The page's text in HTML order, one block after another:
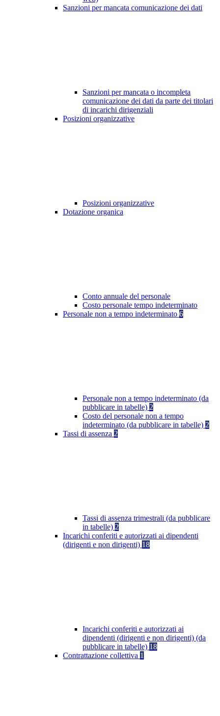
Sanzioni per mancata comunicazione dei dati
Sanzioni per mancata o incompleta
comunicazione dei dati da parte dei titolari
di incarichi dirigenziali
Posizioni organizzative
Posizioni organizzative
Dotazione organica
Conto annuale del personale
Costo personale tempo indeterminato
Personale non a tempo indeterminato 6
Personale non a tempo indeterminato (da
pubblicare in tabelle) 2
Costo del personale non a tempo
indeterminato (da pubblicare in tabelle) 2
Tassi di assenza 2
Tassi di assenza trimestrali (da pubblicare
in tabelle) 2
Incarichi conferiti e autorizzati ai dipendenti
(dirigenti e non dirigenti) 18
Incarichi conferiti e autorizzati ai
dipendenti (dirigenti e non dirigenti) (da
pubblicare in tabelle) 18
Contrattazione collettiva 1